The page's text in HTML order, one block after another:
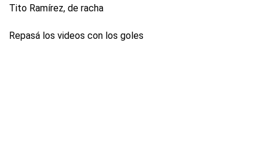
Tito Ramírez, de racha
Repasá los videos con los goles